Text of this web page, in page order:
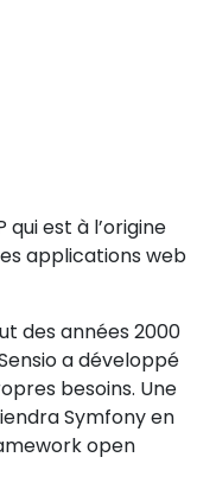
est à l’origine
applications web
des années 2000
a développé
besoins. Une
Symfony en
open